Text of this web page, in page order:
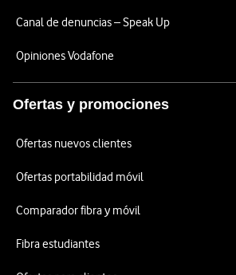
Canal de denuncias – Speak Up
Opiniones Vodafone
Ofertas y promociones
Ofertas nuevos clientes
Ofertas portabilidad móvil
Comparador fibra y móvil
Fibra estudiantes